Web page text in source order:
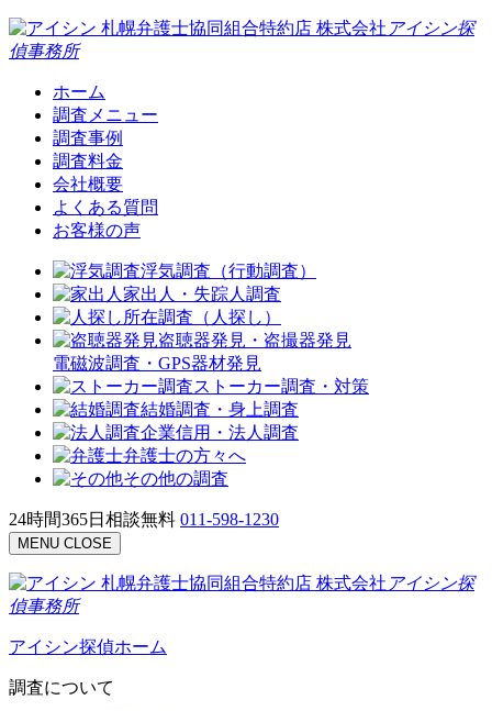
札幌弁護士協同組合特約店 株式会社 アイシン探
偵事務所
ホーム
調査メニュー
調査事例
調査料金
会社概要
よくある質問
お客様の声
浮気調査（行動調査）
家出人・失踪人調査
所在調査（人探し）
盗聴器発見・盗撮器発見
電磁波調査・GPS器材発見
ストーカー調査・対策
結婚調査・身上調査
企業信用・法人調査
弁護士の方々へ
その他の調査
24時間365日相談無料 011-598-1230
MENU CLOSE
札幌弁護士協同組合特約店 株式会社 アイシン探
偵事務所
アイシン探偵ホーム
調査について